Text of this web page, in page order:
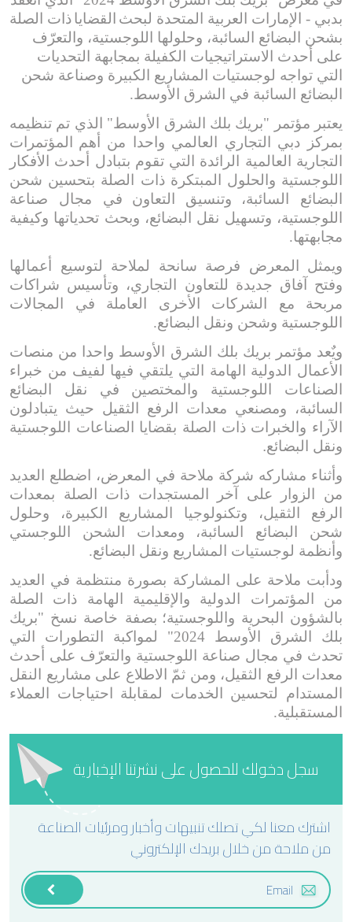
بدبي - الإمارات العربية المتحدة لبحث القضاياذات الصلة
بشحن البضائع السائبة، وحلولها اللوجستية، والتعرّف
على أحدث الاستراتيجيات الكفيلة بمجابهة التحديات
التي تواجه لوجستيات المشاريع الكبيرة وصناعة شحن
البضائع السائبة في الشرق الأوسط.
يعتبر مؤتمر "بريك بلك الشرق الأوسط"
الذي تم تنظيمه
بمركز دبي التجاري العالمي واحدا من
أهم
المؤتمرات
التجارية العالمية الرائدة التي تقوم بتبادل أحدث الأفكار
اللوجستية والحلول
المبتكرة ذات الصلة بتحسين شحن
البضائع السائبة،
وتنسيق التعاون
في مجال صناعة
اللوجستية، وتسهيل نقل البضائع، وبحث تحدياتها وكيفية
مجابهتها.
ويمثل المعرض فرصة سانحة لملاحة لتوسيع أعمالها
وفتح آفاق جديدة للتعاون التجاري، وتأسيس شراكات
مربحة مع الشركات الأخرى
العاملة في المجالات
اللوجستية وشحن ونقل البضائع.
ويٌعد مؤتمر بريك بلك الشرق الأوسط واحدا من منصات
الأعمال الدولية الهامة التي يلتقي فيها لفيف من خبراء
الصناعات اللوجستية والمختصين في نقل البضائع
السائبة، ومصنعي معدات الرفع الثقيل حيث يتبادلون
الآراء والخبرات ذات الصلة بقضايا الصناعات اللوجستية
ونقل البضائع.
وأثناء مشاركه شركة ملاحة في المعرض، اضطلع العديد
من الزوار على آخر المستجدات ذات الصلة بمعدات
الرفع الثقيل، وتكنولوجيا المشاريع الكبيرة، وحلول
شحن البضائع السائبة، ومعدات الشحن اللوجستي
وأنظمة لوجستيات المشاريع ونقل البضائع.
ودأبت ملاحة على المشاركة بصورة منتظمة في العديد
من المؤتمرات الدولية والإقليمية الهامة ذات الصلة
بالشؤون البحرية واللوجستية؛ بصفة خاصة نسخ "بريك
بلك الشرق الأوسط 2024" لمواكبة التطورات التي
تحدث في مجال صناعة اللوجستية والتعرّف على أحدث
معدات الرفع الثقيل، ومن ثمّ الاطلاع على مشاريع النقل
المستدام لتحسين الخدمات لمقابلة احتياجات العملاء
المستقبلية.
سجل دخولك للحصول على نشرتنا الإخبارية
اشترك معنا لكي تصلك تنبيهات وأخبار ومرئيات الصناعة
من ملاحة من خلال بريدك الإلكتروني